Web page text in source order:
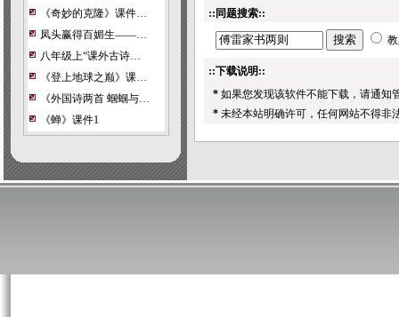
::同题搜索::
::下载说明::
* 如果您发现该软件不能下载，请通知
* 未经本站明确许可，任何网站不得非
《奇妙的克隆》课件…
凤头赢得百媚生——…
八年级上“课外古诗…
《登上地球之巅》课…
《外国诗两首 蝈蝈与…
《蝉》课件1